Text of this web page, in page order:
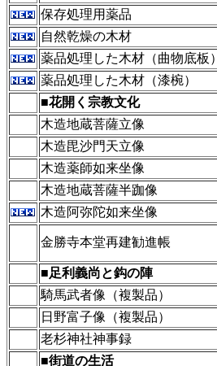
保存処理用薬品
自然乾燥の木材
薬品処理した木材（曲物底板）
薬品処理した木材（漆椀）
■花開く宗教文化
木造地蔵菩薩立像
木造毘沙門天立像
木造薬師如来坐像
木造地蔵菩薩半跏像
木造阿弥陀如来坐像
金勝寺本堂再建勧進帳
■足利義尚と鈎の陣
騎馬武者像（複製品）
日野富子像（複製品）
老杉神社神事録
■街道の生活